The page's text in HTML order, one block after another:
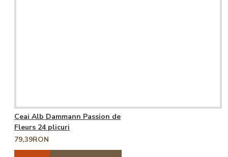
Ceai Alb Dammann Passion de
Fleurs 24 plicuri
79,39RON